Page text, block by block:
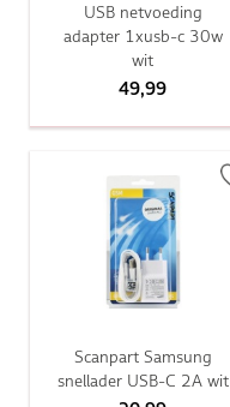
USB netvoeding
adapter 1xusb-c 30w
wit
49,99
Scanpart Samsung
snellader USB-C 2A wit